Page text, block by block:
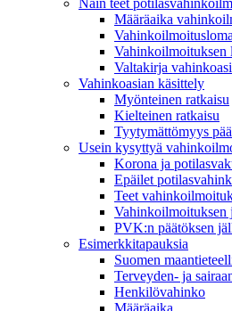
Näin teet
Määräaika
Vahinkoilmoituksen
Valtakirja
Vahinkoasian käsittely
Myönteinen ratkaisu
Kielteinen ratkaisu
Tyytymättömyys
Usein kysyttyä
Korona ja
Epäilet
Teet
Vahinkoilmoituksen
PVK:n päätöksen
Esimerkkitapauksia
Suomen
Terveyden- ja
Henkilövahinko
Määräaika